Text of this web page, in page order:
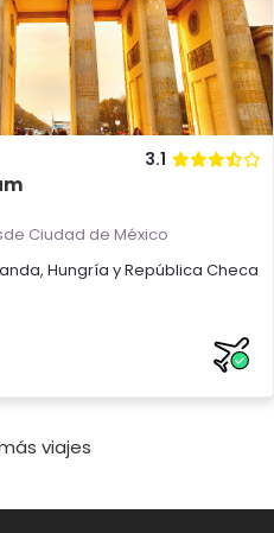
3.1
Ciudad de México
, Hungría yRepública Checa
viajes